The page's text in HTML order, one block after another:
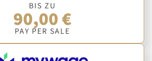
BIS ZU
90,00 €
PAY PER SALE